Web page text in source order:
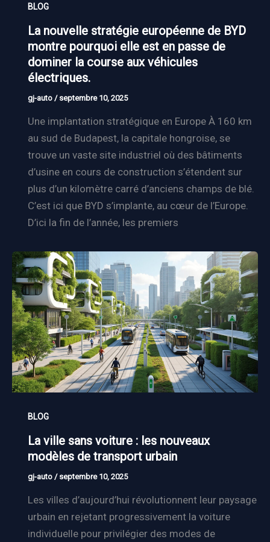
BLOG
La nouvelle stratégie européenne de BYD
montre pourquoi elle est en passe de
dominer la course aux véhicules
électriques.
gj-auto / septembre 10, 2025
Une implantation stratégique en Europe À 160 km
au sud de Budapest, la capitale hongroise, se
trouve un vaste site industriel où des bâtiments
d’usine en cours de construction s’étendent sur
plus d’un kilomètre carré d’anciens champs de blé.
C’est ici que BYD s’implante, au cœur de l’Europe.
D’ici la fin de l’année, les premiers
BLOG
La ville sans voiture : les nouveaux
modèles de transport urbain
gj-auto / septembre 10, 2025
Les villes d’aujourd’hui révolutionnent leur paysage
urbain en rejetant progressivement la voiture
individuelle pour privilégier des modes de